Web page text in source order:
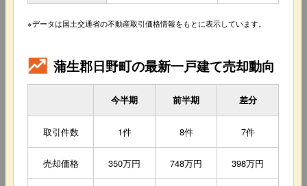
※データは国土交通省の不動産取引価格情報をもとに表示しています。
蒲生郡日野町の最新一戸建て売却動向
今半期 前半期 差分
取引件数 1件 8件 7件
売却価格 350万円 748万円 398万円